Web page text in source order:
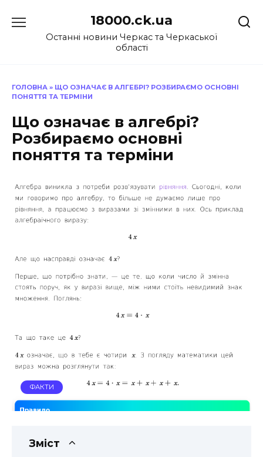
до
18000.ck.ua
Останні новини Черкас та Черкаської
області
ГОЛОВНА » ЩО ОЗНАЧАЄ В АЛГЕБРІ? РОЗБИРАЄМО ОСНОВНІ
ПОНЯТТЯ ТА ТЕРМІНИ
Що означає в алгебрі?
Розбираємо основні
поняття та терміни
ФАКТИ
Зміст